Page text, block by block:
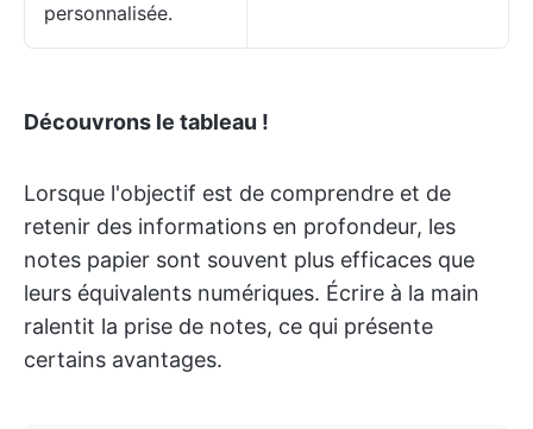
personnalisée.
Découvrons le tableau !
Lorsque l'objectif est de comprendre et de
retenir des informations en profondeur, les
notes papier sont souvent plus efficaces que
leurs équivalents numériques. Écrire à la main
ralentit la prise de notes, ce qui présente
certains avantages.